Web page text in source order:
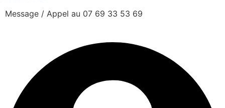
Message / Appel au 07 69 33 53 69